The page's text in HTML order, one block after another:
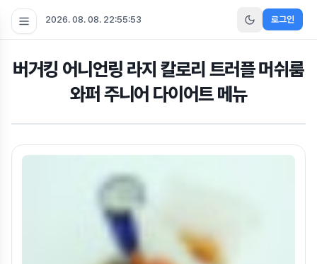
2026. 08. 08. 22:55:53 로그인
버거킹 어니언링 라지 칼로리 트러플 머쉬룸
와퍼 주니어 다이어트 메뉴